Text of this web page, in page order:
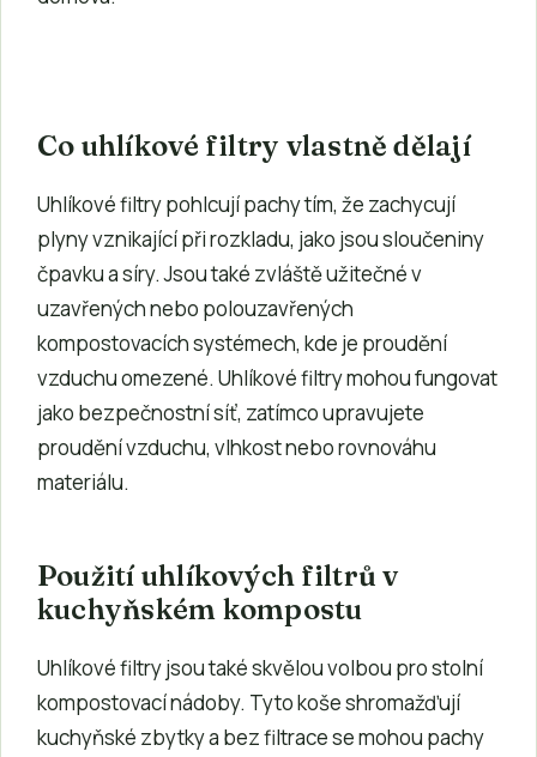
Co uhlíkové filtry vlastně dělají
Uhlíkové filtry pohlcují pachy tím, že zachycují
plyny vznikající při rozkladu, jako jsou sloučeniny
čpavku a síry. Jsou také zvláště užitečné v
uzavřených nebo polouzavřených
kompostovacích systémech, kde je proudění
vzduchu omezené. Uhlíkové filtry mohou fungovat
jako bezpečnostní síť, zatímco upravujete
proudění vzduchu, vlhkost nebo rovnováhu
materiálu.
Použití uhlíkových filtrů v
kuchyňském kompostu
Uhlíkové filtry jsou také skvělou volbou pro stolní
kompostovací nádoby. Tyto koše shromažďují
kuchyňské zbytky a bez filtrace se mohou pachy